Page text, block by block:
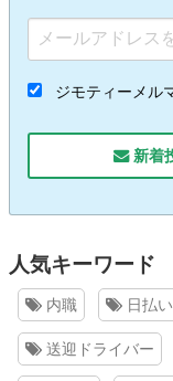
ジモティーメル
新着
人気キーワード
内職 日払い
送迎ドライバー